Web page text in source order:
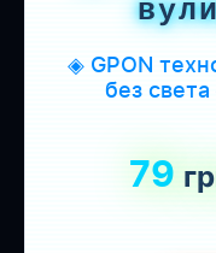
◈ GPON
без
79